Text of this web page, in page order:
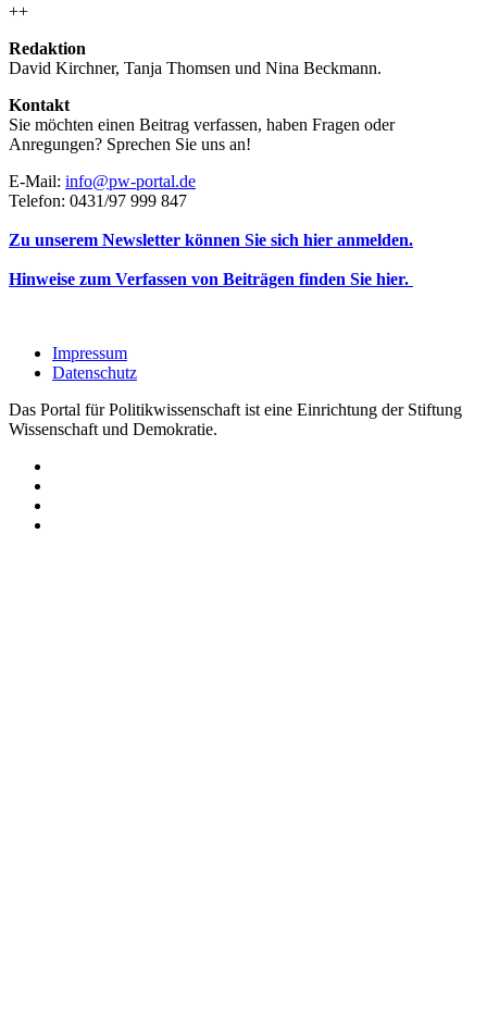
++
Redaktion
David Kirchner, Tanja Thomsen und Nina Beckmann.
Kontakt
Sie möchten einen Beitrag verfassen, haben Fragen oder
Anregungen? Sprechen Sie uns an!
E-Mail: info@pw-portal.de
Telefon: 0431/97 999 847
Zu unserem Newsletter können Sie sich hier anmelden.
Hinweise zum Verfassen von Beiträgen finden Sie hier.
Impressum
Datenschutz
Das Portal für Politikwissenschaft ist eine Einrichtung der Stiftung
Wissenschaft und Demokratie.